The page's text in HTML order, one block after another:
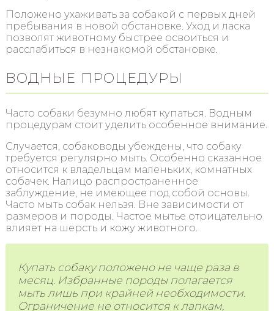
Положено ухаживать за собакой с первых дней
пребывания в новой обстановке. Уход и ласка
позволят животному быстрее освоиться и
расслабиться в незнакомой обстановке.
ВОДНЫЕ ПРОЦЕДУРЫ
Часто собаки безумно любят купаться. Водным
процедурам стоит уделить особенное внимание.
Случается, собаководы убеждены, что собаку
требуется регулярно мыть. Особенно сказанное
относится к владельцам маленьких, комнатных
собачек. Налицо распространенное
заблуждение, не имеющее под собой основы.
Часто мыть собак нельзя. Вне зависимости от
размеров и породы. Частое мытье отрицательно
влияет на шерсть и кожу животного.
Купать собаку положено не чаще раза в
месяц. Избранные породы полагается
мыть лишь при крайней необходимости.
Ограничение не относится к лапкам,